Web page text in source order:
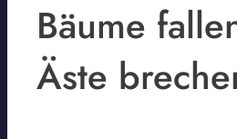
Bäume
Äste